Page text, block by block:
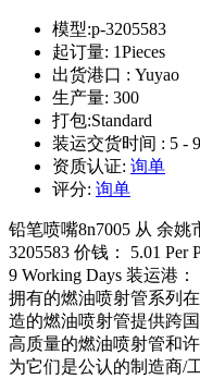
模型:p-3205583
起订量: 1Pieces
出货港口 : Yuyao
生产量: 300
打包:Standard
装运交货时间 : 5 -
资质认证: 询单
评分: 询单
铅笔喷嘴8n7005 从 余
3205583 价钱： 5.01 Per
9 Working Days 装运港
拥有的燃油喷射管系列
造的燃油喷射管提供跨
高质量的燃油喷射管和
为它们是公认的制造商/